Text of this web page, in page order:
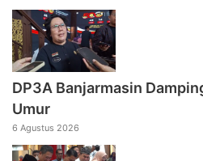
DP3A Banjarmasin
Umur
6 Agustus 2026